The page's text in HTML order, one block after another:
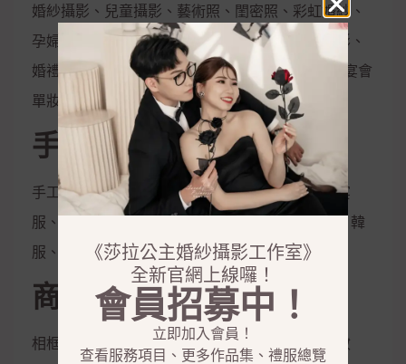
婚紗攝影、兒童攝影、藝術照、閨密照、彩虹婚紗、
孕婦照、全家福、活動拍攝、婚禮攝影、宴會攝影、
婚禮錄影、宴會錄影、MV專輯錄影、新娘秘書、宴會
單妝
手工禮服出租
手工白紗、手工晚禮服、紳士西服、媽媽服、晚宴
服、伴娘服、孕婦禮服、秀和服、龍鳳掛、唐服、韓
服、花童服
商品銷售
相框、相本、雜誌本、喜帖、定妝液、控油保濕妝
《莎拉公主婚紗攝影工作室》
全新官網上線囉！
會員招募中！
立即加入會員！
查看服務項目、更多作品集、禮服總覽